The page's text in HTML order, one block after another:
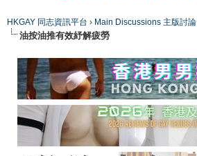
HKGAY 同志資訊平台 › Main Discussions 主版討論
油按油推有效紓解疲勞